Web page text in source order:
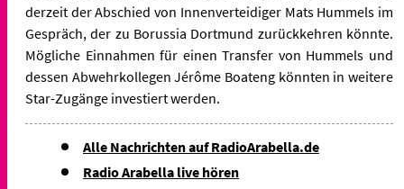
derzeit der Abschied von Innenverteidiger Mats Hummels im
Gespräch, der zu Borussia Dortmund zurückkehren könnte.
Mögliche Einnahmen für einen Transfer von Hummels und
dessen Abwehrkollegen Jérôme Boateng könnten in weitere
Star-Zugänge investiert werden.
Alle Nachrichten auf RadioArabella.de
Radio Arabella live hören